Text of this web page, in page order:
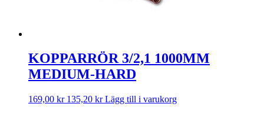
KOPPARRÖR 3/2,1 1000MM
MEDIUM-HARD
169,00 kr 135,20 kr Lägg till i varukorg